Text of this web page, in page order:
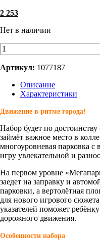
2 253
Нет в наличии
Артикул: 1077187
Описание
Характеристики
Движение в ритме города!
Набор будет по
займёт важное место в
многоуровневая парковка
игру увлекательной и
На первом уровне
заедет на заправку и
парковки, а вертолётная
для нового игрового
указателей поможет
дорожного движения.
Особенности набора